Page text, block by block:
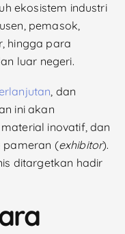
ekosistem industri
pemasok,
hingga para
luar negeri.
, dan
ini akan
inovatif, dan
pameran (exhibitor).
ditargetkan hadir